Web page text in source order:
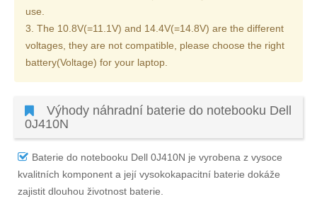
use.
3. The 10.8V(=11.1V) and 14.4V(=14.8V) are the different
voltages, they are not compatible, please choose the right
battery(Voltage) for your laptop.
Výhody náhradní baterie do notebooku Dell
0J410N
Baterie do notebooku Dell 0J410N je vyrobena z vysoce
kvalitních komponent a její vysokokapacitní baterie dokáže
zajistit dlouhou životnost baterie.